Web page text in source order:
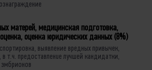
матерей, медицинская подготовка,
оценка юридических данных (8%)
выявление вредных привычек,
в т.ч. предоставленue лучшей кандидатки,
эмбрионов